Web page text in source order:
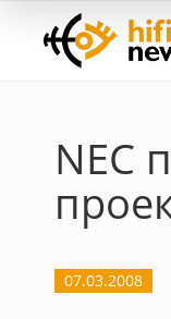
NEC
07.03.2008